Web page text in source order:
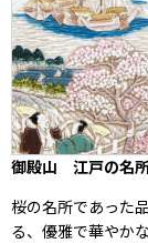
御殿山 江戸の名
桜の名所であった
る、優雅で華やか